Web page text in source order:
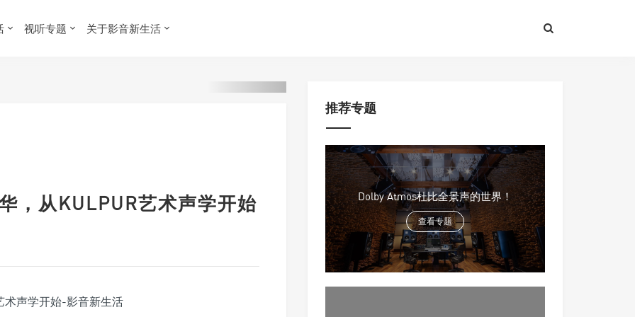
视听专题 关于影音新生活
，从KULPUR艺术声学开始
推荐专题
Dolby Atmos杜比全景声的世界！
查看专题